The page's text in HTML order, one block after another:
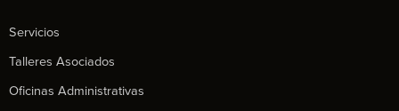
Servicios
Talleres Asociados
Oficinas Administrativas